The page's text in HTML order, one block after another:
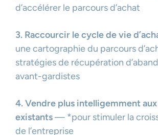
d’accélérer le parcours d’achat
3. Raccourcir le cycle de vie
une cartographie du parcours
stratégies de récupération
avant-gardistes
4. Vendre plus intelligemment
existants— *pour stimuler la
de l’entreprise